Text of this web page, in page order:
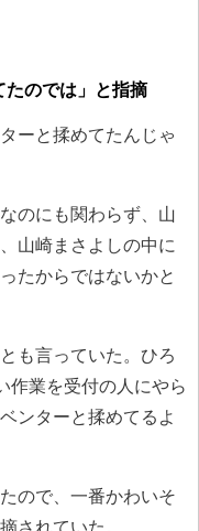
たのでは」と指摘
ーと揉めてたんじゃ
のにも関わらず、山
山崎まさよしの中に
たからではないかと
も言っていた。ひろ
作業を受付の人にやら
ンターと揉めてるよ
ので、一番かわいそ
されていた。